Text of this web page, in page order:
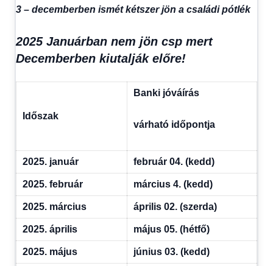
3 – decemberben ismét kétszer jön a családi pótlék
2025 Januárban nem jön csp mert
Decemberben kiutalják előre!
Időszak
Banki jóváírás
várható időpontja
2025. január február 04. (kedd)
2025. február március 4. (kedd)
2025. március április 02. (szerda)
2025. április május 05. (hétfő)
2025. május június 03. (kedd)